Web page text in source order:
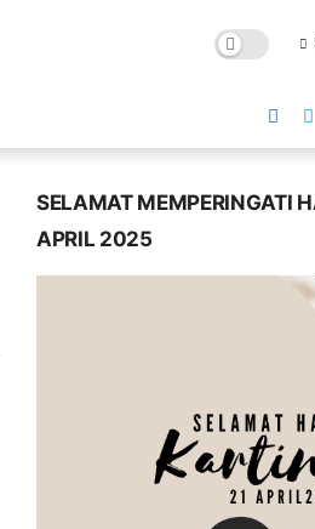
SELAMAT MEMPERINGATI
APRIL 2025